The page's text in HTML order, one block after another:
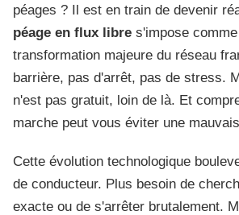
péages ? Il est en train de devenir
péage en flux libre s'impose
transformation majeure du réseau
barrière, pas d'arrêt, pas de stress.
n'est pas gratuit, loin de là. Et
marche peut vous éviter une
Cette évolution technologique
de conducteur. Plus besoin de
exacte ou de s'arrêter brutalement.